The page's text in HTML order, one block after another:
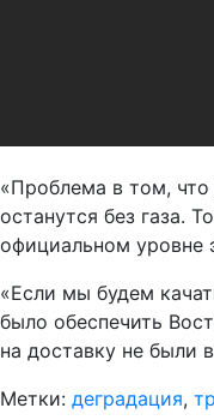
«Проблема в том, что
останутся без газа.
официальном уровне
«Если мы будем
было обеспечить
на доставку не были
Метки: деградация,